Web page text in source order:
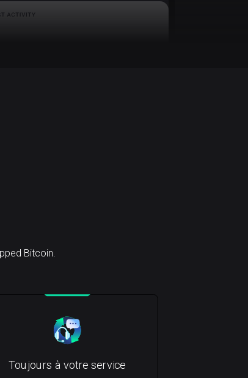
Bitcoin.
Toujours à votre service